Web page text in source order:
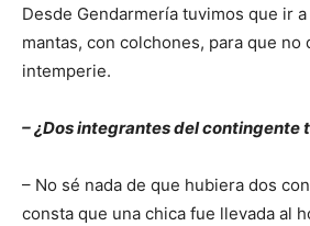
Desde Gendarmería tuvimos que ir
mantas, con colchones, para que no
intemperie.
– ¿Dos integrantes del contingente
– No sé nada de que hubiera dos
consta que una chica fue llevada al